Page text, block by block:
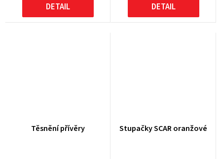
DETAIL DETAIL
Těsnění přívěry Stupačky SCAR oranžové